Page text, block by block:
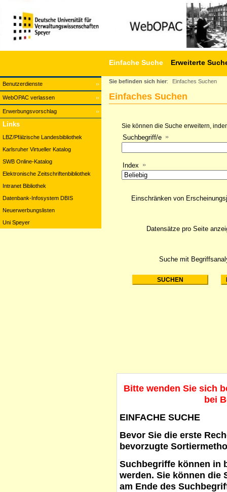
Benutzerdienste
WebOPAC verlassen
Erwerbungsvorschlag
Einfache Suche Erweiterte
Links
LBZ/Pfälzische Landesbibliothek
Karlsruher Virtueller Katalog
SWB Online-Katalog
Elektronische Zeitschriftenbibliothek
Intranet Bibliothek
Datenbank-Infosystem DBIS
Neuerwerbungslisten
Uni Speyer
Sie befinden sich hier: Einfaches Suchen
Einfaches Suchen
Sie können die Suche erweitern,
Suchbegriff/e
Index
Suche mit
Einschränken von
Datensätze pro Seite
Bitte wenden Sie sich
bei
EINFACHE SUCHE
Bevor Sie die erste
bevorzugte
Suchbegriffe können in
werden. Sie können die
am Ende des